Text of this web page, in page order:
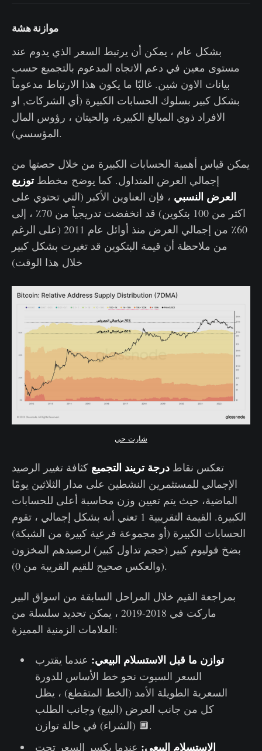
موازنة هشة
بشكل عام ، يمكن أن يرتبط السعر الذي يدوم عند
مستوى معين في دعم الاتجاه المدعوم بالتجميع حسب
بيانات الاون شين. غالبًا ما يكون هذا الارتباط مدعوماً
بشكل كبير بسلوك الحسابات الكبيرة (أي الشركات, او
الافراد ذوي المبالغ الكبيرة، والحيتان ، رؤوس المال
المؤسسي).
يمكن قياس أهمية الحسابات الكبيرة من خلال حصتها من
إجمالي العرض المتداول. كما يوضح مخططتوزيع
العرض النسبي ، فإن العناوين الأكبر (التي تحتوي على
اكثر من 100 بتكوين) قد انخفضت تدريجياً من 70٪ ، إلى
60٪ من إجمالي العرض منذ أوائل عام 2011 (على الرغم
من ملاحظة أن قيمة البتكوين قد تغيرت بشكل كبير
خلال هذا الوقت)
شارت حي
تعكس نقاط درجة تريند التجميع كثافة تغيير الرصيد
الإجمالي للمستثمرين النشطين على مدار الثلاثين يومًا
الماضية، حيث يتم تعيين وزن محاسبة أعلى للحسابات
الكبيرة. القيمة التقريبية 1 تعني أنه بشكل إجمالي ، تقوم
الحسابات الكبيرة (أو مجموعة فرعية كبيرة من الشبكة)
بضخ فوليوم كبير (حجم تداول كبير) لرصيدهم المخزون
(والعكس صحيح للقيم القريبة من 0).
بمراجعة القيم خلال المراحل السابقة من اسواق البير
ماركت في 2018-2019 ، يمكن تحديد سلسلة من
العلامات الزمنية المميزة:
توازن ما قبل الاستسلام البيعي: عندما يقترب
السعر السبوت نحو خط الأساس للدورة
السعرية الطويلة الأمد (الخط المتقطع) ، يظل
كل من جانب العرض (البيع) وجانب الطلب
(الشراء) في حالة توازن 🔲.
الاستسلام البيعي: عندما يكسر السعر تحت